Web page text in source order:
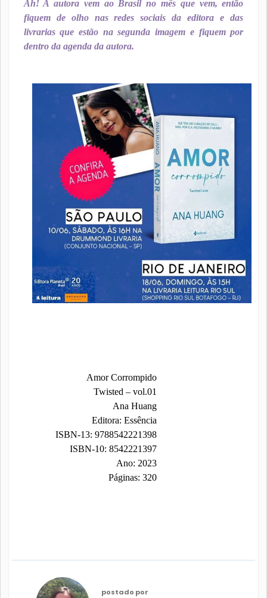
Ah! A autora vem ao Brasil no mês que vem, então
fiquem de olho nas redes sociais da editora e das
livrarias que estão na segunda imagem e fiquem por
dentro da agenda da autora.
Amor Corrompido
Twisted – vol.01
Ana Huang
Editora: Essência
ISBN-13: 9788542221398
ISBN-10: 8542221397
Ano: 2023
Páginas: 320
postado por